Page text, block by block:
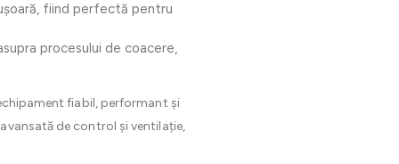
fiind perfectă pentru
procesului de coacere,
fiabil, performant și
de control și ventilație,